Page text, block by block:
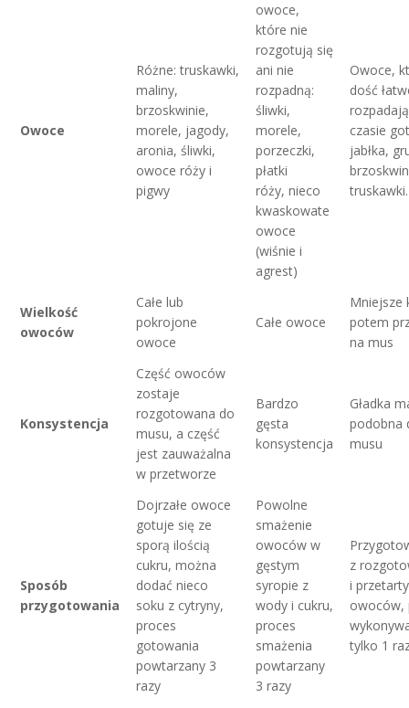
Owoce
Różne: truskawki,
maliny,
brzoskwinie,
morele, jagody,
aronia, śliwki,
owoce róży i
pigwy
owoce,
które nie
rozgotują się
ani nie
rozpadną:
śliwki,
morele,
porzeczki,
płatki
róży, nieco
kwaskowate
owoce
(wiśnie i
agrest)
Owoce,
dość
czasie
jabłka,
truskawki.
Wielkość
owoców
Całe lub
pokrojone
owoce
Całe owoce
Mniejsze
potem
na mus
Konsystencja
Część owoców
zostaje
rozgotowana do
musu, a część
jest zauważalna
w przetworze
Bardzo
gęsta
konsystencja
Gładka
podobna
musu
Sposób
przygotowania
Dojrzałe owoce
gotuje się ze
sporą ilością
cukru, można
dodać nieco
soku z cytryny,
proces
gotowania
powtarzany 3
razy
Powolne
smażenie
owoców w
gęstym
syropie z
wody i cukru,
proces
smażenia
powtarzany
3 razy
z
i
owoców,
tylko 1